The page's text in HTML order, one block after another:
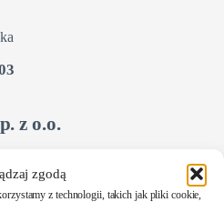
zgodą
z technologii, takich jak pliki cookie,
z o.o.